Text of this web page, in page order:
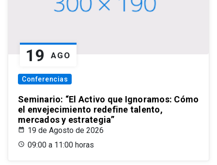
19 AGO
Conferencias
Seminario: “El Activo que Ignoramos: Cómo
el envejecimiento redefine talento,
mercados y estrategia”
19 de Agosto de 2026
09:00 a 11:00 horas